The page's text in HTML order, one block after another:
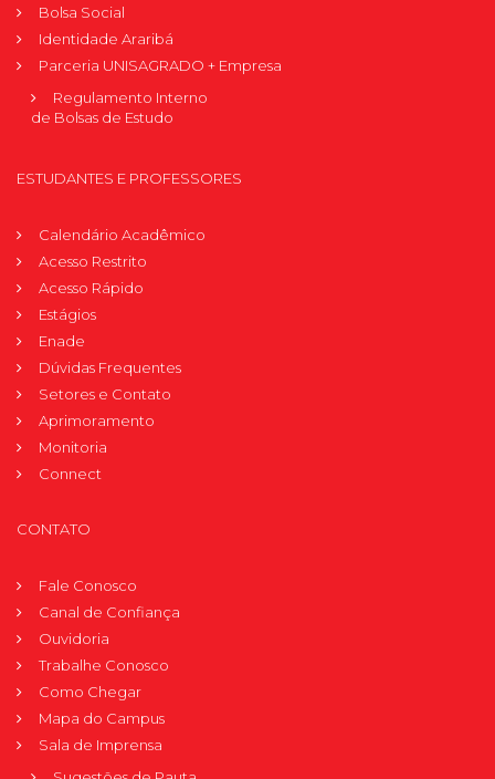
Bolsa Social
Identidade Araribá
Parceria UNISAGRADO + Empresa
Regulamento Interno
de Bolsas de Estudo
ESTUDANTES E PROFESSORES
Calendário Acadêmico
Acesso Restrito
Acesso Rápido
Estágios
Enade
Dúvidas Frequentes
Setores e Contato
Aprimoramento
Monitoria
Connect
CONTATO
Fale Conosco
Canal de Confiança
Ouvidoria
Trabalhe Conosco
Como Chegar
Mapa do Campus
Sala de Imprensa